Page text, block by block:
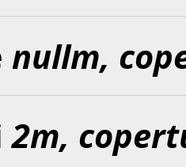
nullm,
2m,